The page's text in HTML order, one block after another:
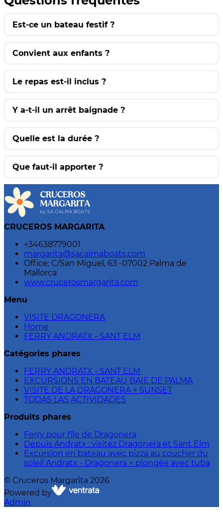
Est-ce un bateau festif ?
Convient aux enfants ?
Le repas est-il inclus ?
Y a-t-il un arrêt baignade ?
Quelle est la durée ?
Que faut-il apporter ?
CRUCEROS MARGARITA
+34638779001
margarita@sacalmaboats.com
Office: C/San Miguel, 63 -07002 Palma de
Mallorca
www.crucerosmargarita.com
Menu
VISITE DRAGONERA
Home
FERRY ANDRATX - SANT ELM
Catégories phares
FERRY ANDRATX - SANT ELM
EXCURSIONS EN BATEAU BAIE DE PALMA
VISITE DE LA DRAGONERA + SUNSET
TODAS LAS ACTIVIDADES
Produits phares
Ferry pour l'île de Dragonera
Depuis Andratx : visitez Dragonera et Sant Elm
Excursion en bateau avec pizza au coucher du
soleil Andratx - Dragonera + plongée avec tuba
© Cruceros Margarita 2026
Powered by
Admin